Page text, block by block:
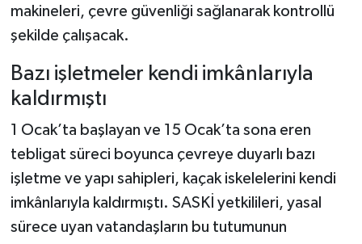
makineleri, çevre güvenliği sağlanarak kontrollü
şekilde çalışacak.
Bazı işletmeler kendi imkânlarıyla
kaldırmıştı
1 Ocak’ta başlayan ve 15 Ocak’ta sona eren
tebligat süreci boyunca çevreye duyarlı bazı
işletme ve yapı sahipleri, kaçak iskelelerini kendi
imkânlarıyla kaldırmıştı. SASKİ yetkilileri, yasal
sürece uyan vatandaşların bu tutumunun